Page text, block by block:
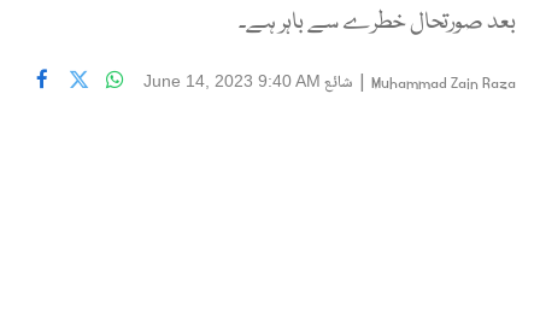
بعد صورتحال خطرے سے باہر ہے۔
Muhammad Zain Raza
| شائع June 14, 2023 9:40 AM